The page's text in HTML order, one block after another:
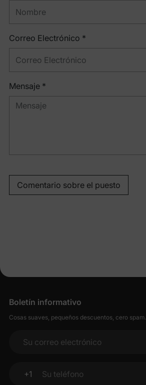
Correo Electrónico *
Mensaje *
Comentario sobre el puesto
Boletín informativo
Cosas suaves, pequeños descuentos, cero spam.
Su correo electrónico
+1
Su teléfono